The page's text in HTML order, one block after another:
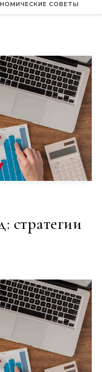
СОВЕТЫ
стратегии